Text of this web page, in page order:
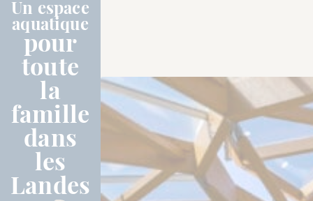
Un espace
aquatique
pour
toute
la
famille
dans
les
Landes